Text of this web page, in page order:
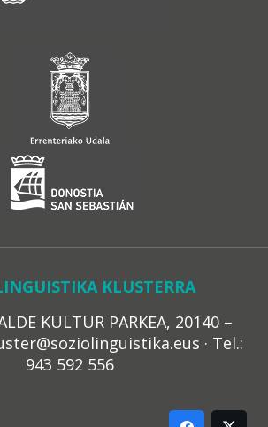
KLUSTERRA
KULTUR PARKEA, 20140 –
· Tel.:
943 592 556